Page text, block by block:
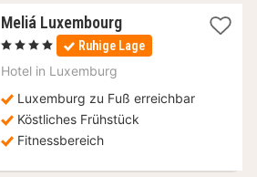
Meliá Luxembourg1
Nacht
ab
, 4 Sterne Ruhige Lage
Hotel in Luxemburg
Luxemburg zu Fuß erreichbar
Köstliches Frühstück
Fitnessbereich